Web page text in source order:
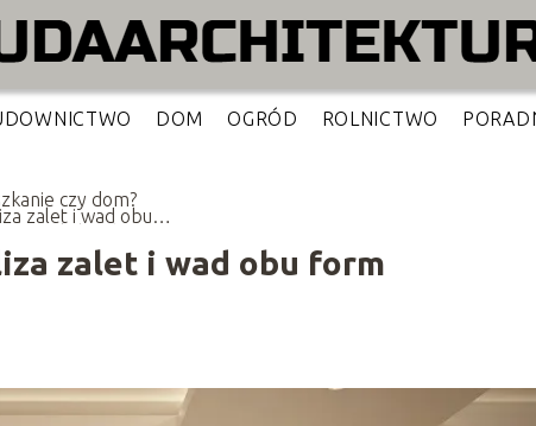
DOM OGRÓD ROLNICTWO
czy dom?
zalet i wad obu
zalet i wad obu form